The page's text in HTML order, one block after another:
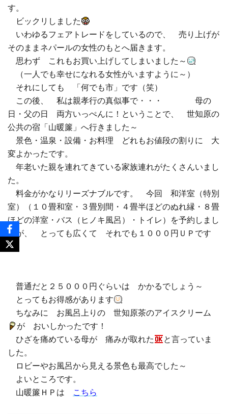
す。
ビックリしました
いわゆるフェアトレードをしているので、 売り上げが
そのままネパールの女性のもとへ届きます。
思わず これもお買い上げしてしまいました～
（一人でも幸せになれる女性がいますように～）
それにしても 「何でも市」です（笑）
この後、 私は親孝行の真似事で・・・ 母の
日・父の日 両方いっぺんに！ということで、 世知原の
公共の宿「山暖簾」へ行きました～
景色・温泉・設備・お料理 どれもお値段の割りに 大
変よかったです。
年老いた親を連れてきている家族連れがたくさんいまし
た。
料金がかなりリーズナブルです。 今回 和洋室（特別
室）（１０畳和室・３畳別間・４畳半ほどのぬれ縁・８畳
ほどの洋室・バス（ヒノキ風呂）・トイレ）を予約しまし
たが、 とっても広くて それでも１０００円ＵＰです
普通だと２５０００円ぐらいは かかるでしょう～
とってもお得感があります
ちなみに お風呂上りの 世知原茶のアイスクリーム
が おいしかったです！
ひざを痛めている母が 痛みが取れた
と言っていま
した。
ロビーやお風呂から見える景色も最高でした～
よいところです。
山暖簾ＨＰは こちら